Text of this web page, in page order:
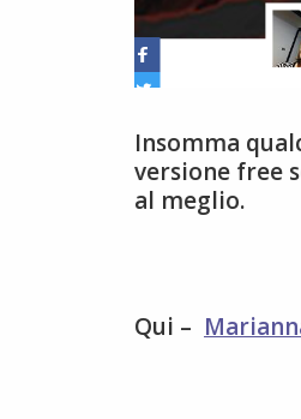
Insomma
versione free
al meglio.
Qui –